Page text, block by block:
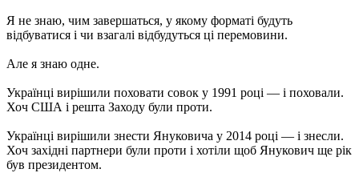
Я не знаю, чим завершаться, у якому форматі будуть
відбуватися і чи взагалі відбудуться ці перемовини.
Але я знаю одне.
Українці вирішили поховати совок у 1991 році — і поховали.
Хоч США і решта Заходу були проти.
Українці вирішили знести Януковича у 2014 році — і знесли.
Хоч західні партнери були проти і хотіли щоб Янукович ще рік
був президентом.